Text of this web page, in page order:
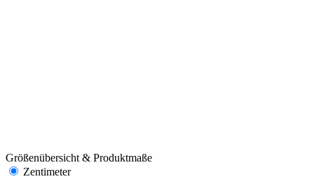
Größenübersicht & Produktmaße
Zentimeter